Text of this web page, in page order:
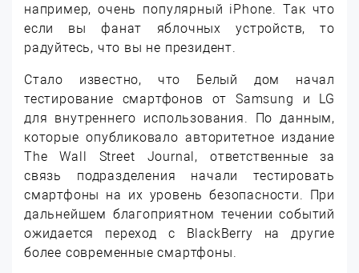
например, очень популярный iPhone. Так что
если вы фанат яблочных устройств, то
радуйтесь, что вы не президент.
Стало известно, что Белый дом начал
тестирование смартфонов от Samsung и LG
для внутреннего использования. По данным,
которые опубликовало авторитетное издание
The Wall Street Journal, ответственные за
связь подразделения начали тестировать
смартфоны на их уровень безопасности. При
дальнейшем благоприятном течении событий
ожидается переход с BlackBerry на другие
более современные смартфоны.